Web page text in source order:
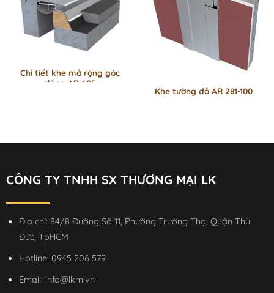
Chi tiết khe mở rộng góc
dòng AR 605
Khe tường đỏ AR 281-100
CÔNG TY TNHH SX THƯƠNG MẠI LK
Địa chỉ: 84/8 Đường Số 11, Phường Trường Thọ, Quận Thủ
Đức, TpHCM
Hotline: 0945 206 579
Email: info@lkm.vn